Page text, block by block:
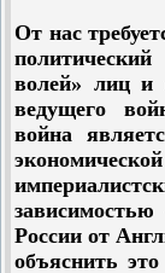
От нас
волей» лиц и
ведущего
война
России от
объяснить